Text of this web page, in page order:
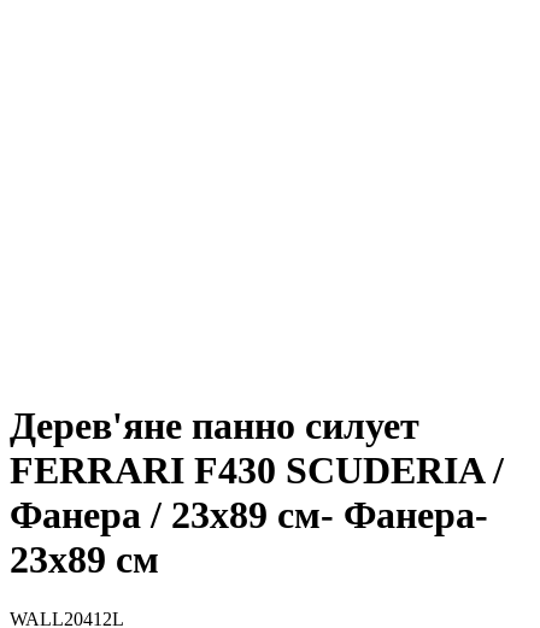
Дерев'яне панно силует
FERRARI F430 SCUDERIA /
Фанера / 23x89 см- Фанера-
23x89 см
WALL20412L